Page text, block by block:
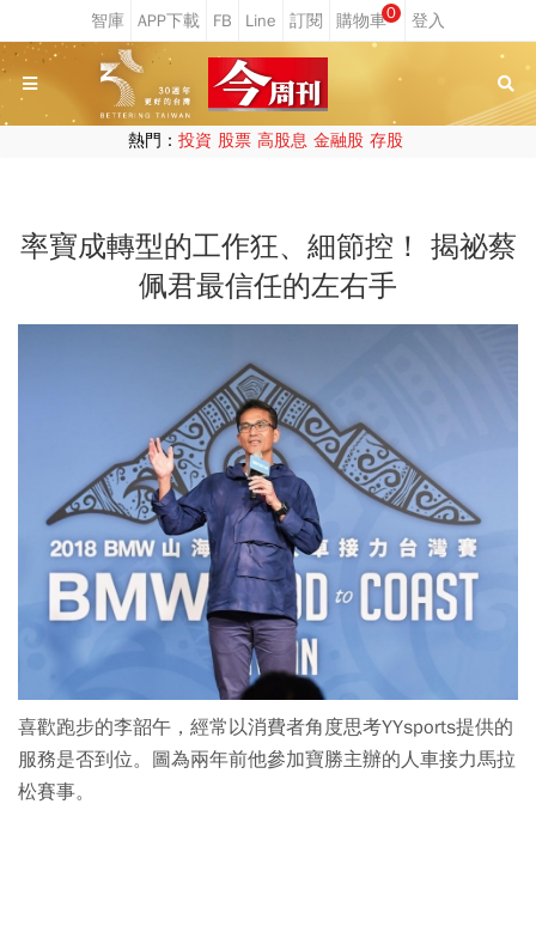
0
熱門： 投資 股票 高股息 金融股 存股
率寶成轉型的工作狂、細節控！ 揭祕蔡
佩君最信任的左右手
喜歡跑步的李韶午，經常以消費者角度思考YYsports提供的
服務是否到位。圖為兩年前他參加寶勝主辦的人車接力馬拉
松賽事。